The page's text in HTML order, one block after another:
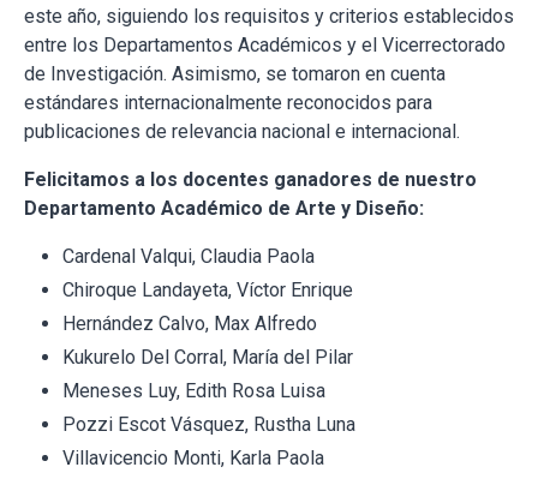
este año, siguiendo los requisitos y criterios establecidos
entre los Departamentos Académicos y el Vicerrectorado
de Investigación. Asimismo, se tomaron en cuenta
estándares internacionalmente reconocidos para
publicaciones de relevancia nacional e internacional.
Felicitamos a los docentes ganadores de nuestro
Departamento Académico de Arte y Diseño:
Cardenal Valqui, Claudia Paola
Chiroque Landayeta, Víctor Enrique
Hernández Calvo, Max Alfredo
Kukurelo Del Corral, María del Pilar
Meneses Luy, Edith Rosa Luisa
Pozzi Escot Vásquez, Rustha Luna
Villavicencio Monti, Karla Paola